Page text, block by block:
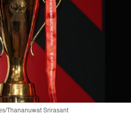
Thananuwat Srirasant